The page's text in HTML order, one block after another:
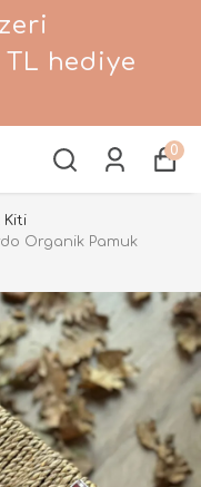
TL hediye
0
Organik Pamuk